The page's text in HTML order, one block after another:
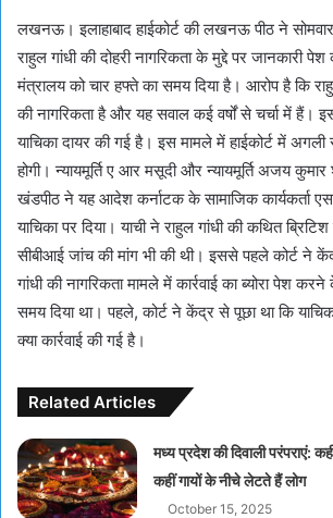
लखनऊ। इलाहाबाद हाईकोर्ट की लखनऊ पीठ ने
राहुल गांधी की दोहरी नागरिकता के मुद्दे पर जानकारी
मंत्रालय को चार हफ्ते का समय दिया है। आरोप है कि
की नागरिकता है और यह सवाल कई वर्षों से चर्चा में हैं।
याचिका दायर की गई है। इस मामले में हाईकोर्ट में
होगी। न्यायमूर्ति ए आर मसूदी और न्यायमूर्ति अजय
खंडपीठ ने यह आदेश कर्नाटक के सामाजिक कार्यकर्ता
याचिका पर दिया। याची ने राहुल गांधी की कथित
सीबीआई जांच की मांग भी की थी। इससे पहले कोर्ट ने
गांधी की नागरिकता मामले में कार्रवाई का ब्योरा पेश
समय दिया था। पहले, कोर्ट ने केंद्र से पूछा था कि
क्या कार्रवाई की गई है।
Related Articles
मध्य प्रदेश की दिवाली परंपराएं:
कहीं गायों के नीचे लेटते हैं लोग
October 15, 2025